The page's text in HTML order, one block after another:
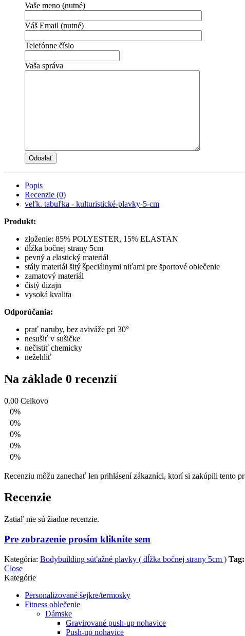
Vaše meno (nutné)
Váš Email (nutné)
Telefónne číslo
Vaša správa
Popis
Recenzie (0)
veľk. tabuľka - kulturistické-plavky-5-cm
Produkt:
zloženie: 85% POLYESTER, 15% ELASTAN
dĺžka bočnej strany 5cm
pevný a elastický materiál
stály materiál šitý špeciálnymi niťami pre športové oblečenie
zamatový materiál
čistý dizajn
vysoká kvalita
Odporúčania:
prať naruby, bez aviváže pri 30°
nesušiť v sušičke
nečistiť chemicky
nežehliť
Na základe 0 recenzií
0.00 Celkovo
0%
0%
0%
0%
0%
Recenziu môžu zanechať len prihlásení zákazníci, ktorí si zakúpili tento
Recenzie
Zatiaľ nie sú žiadne recenzie.
Pre zobrazenie prosím kliknite sem
Kategória: Bodybuilding súťažné plavky ( dĺžka bočnej strany 5cm ) Tag:
Close
Kategórie
Personalizované šejkre/termosky
Fitness oblečenie
Dámske
Gravirované push-up nohavice
Push-up nohavice